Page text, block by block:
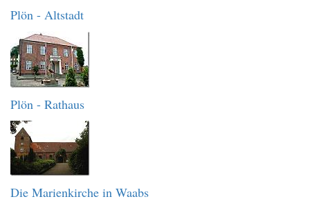
Plön - Altstadt
Plön - Rathaus
Die Marienkirche in Waabs